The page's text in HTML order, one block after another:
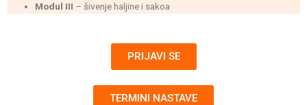
Modul III – šivenje haljine i sakoa
PRIJAVI SE
TERMINI NASTAVE